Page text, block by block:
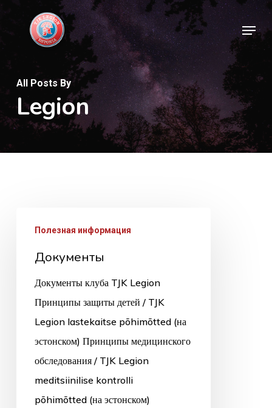
Skip
main
content
Menu
All Posts By
Legion
Полезная информация
Документы
Документы клуба TJK Legion
Принципы защиты детей / TJK
Legion lastekaitse põhimõtted (на
эстонском) Принципы медицинского
обследования / TJK Legion
meditsiinilise kontrolli
põhimõtted (на эстонском)
Close